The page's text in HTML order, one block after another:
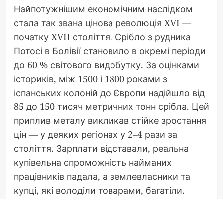
Найпотужнішим економічним наслідком
стала так звана цінова революція XVI —
початку XVII століття. Срібло з рудника
Потосі в Болівії становило в окремі періоди
до 60 % світового видобутку. За оцінками
істориків, між 1500 і 1800 роками з
іспанських колоній до Європи надійшло від
85 до 150 тисяч метричних тонн срібла. Цей
приплив металу викликав стійке зростання
цін — у деяких регіонах у 2–4 рази за
століття. Зарплати відставали, реальна
купівельна спроможність найманих
працівників падала, а землевласники та
купці, які володіли товарами, багатіли.